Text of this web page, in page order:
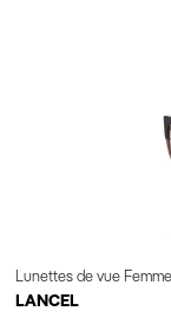
Lunettes de vue Femme
LANCEL